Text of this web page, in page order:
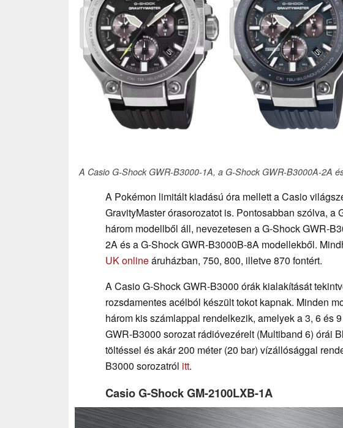
A Casio G-Shock GWR-B3000-1A, a G-Shock GWR-B3000A-2A
A Pokémon limitált kiadású óra mellett a Casio
GravityMaster órasorozatot is. Pontosabban szólva, a
három modellből áll, nevezetesen a G-Shock GWR-
2A és a G-Shock GWR-B3000B-8A modellekből.
UK onlineáruházban, 750, 800, illetve 870 fontért.
A Casio G-Shock GWR-B3000 órák kialakítását
rozsdamentes acélból készült tokot kapnak. Minden
három kis számlappal rendelkezik, amelyek a 3, 6 és
GWR-B3000 sorozat rádióvezérelt (Multiband 6) órái
töltéssel és akár 200 méter (20 bar) vízállósággal
B3000 sorozatról itt.
Casio G-Shock GM-2100LXB-1A